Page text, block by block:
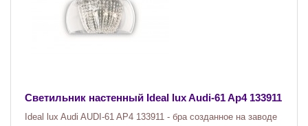
Светильник настенный Ideal lux Audi-61 Ap4 133911
Ideal lux Audi AUDI-61 AP4 133911 - бра созданное на заводе